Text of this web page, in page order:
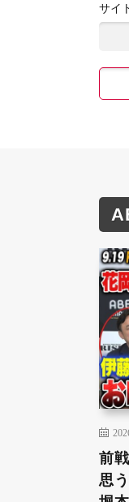
サイ
前
思